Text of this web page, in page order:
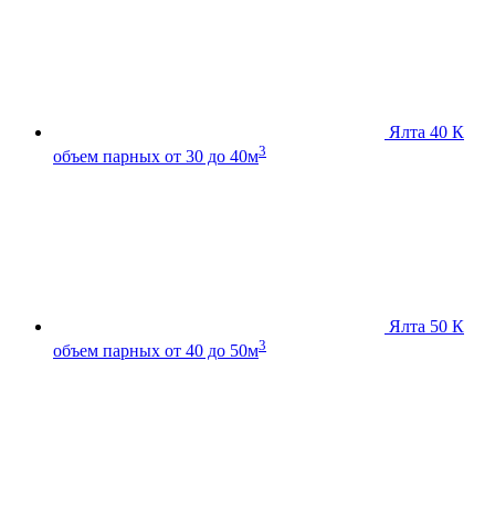
Ялта 40 К
объем парных от 30 до 40м3
Ялта 50 К
объем парных от 40 до 50м3